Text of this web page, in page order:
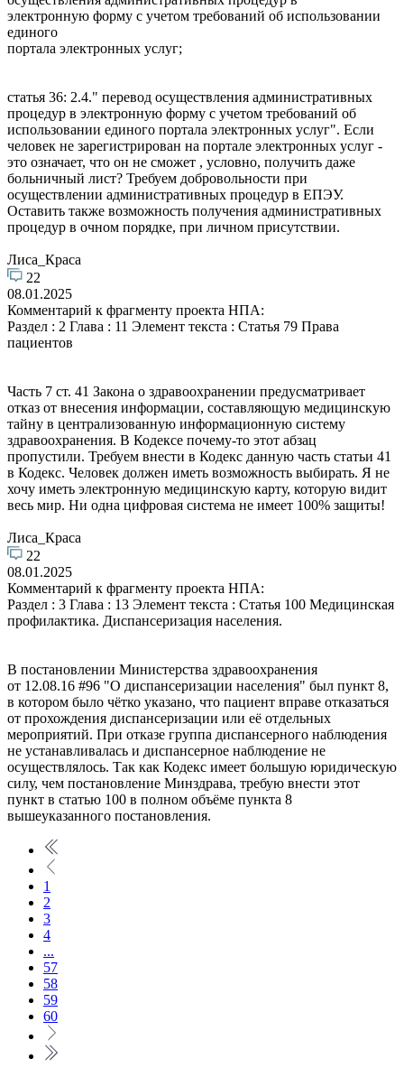
электронную форму с учетом требований об использовании
единого
портала электронных услуг;
статья 36: 2.4." перевод осуществления административных
процедур в электронную форму с учетом требований об
использовании единого портала электронных услуг". Если
человек не зарегистрирован на портале электронных услуг -
это означает, что он не сможет , условно, получить даже
больничный лист? Требуем добровольности при
осуществлении административных процедур в ЕПЭУ.
Оставить также возможность получения административных
процедур в очном порядке, при личном присутствии.
Лиса_Краса
22
08.01.2025
Комментарий к фрагменту проекта НПА:
Раздел : 2 Глава : 11 Элемент текста : Статья 79 Права
пациентов
Часть 7 ст. 41 Закона о здравоохранении предусматривает
отказ от внесения информации, составляющую медицинскую
тайну в централизованную информационную систему
здравоохранения. В Кодексе почему-то этот абзац
пропустили. Требуем внести в Кодекс данную часть статьи 41
в Кодекс. Человек должен иметь возможность выбирать. Я не
хочу иметь электронную медицинскую карту, которую видит
весь мир. Ни одна цифровая система не имеет 100% защиты!
Лиса_Краса
22
08.01.2025
Комментарий к фрагменту проекта НПА:
Раздел : 3 Глава : 13 Элемент текста : Статья 100 Медицинская
профилактика. Диспансеризация населения.
В постановлении Министерства здравоохранения
от 12.08.16 #96 "О диспансеризации населения" был пункт 8,
в котором было чётко указано, что пациент вправе отказаться
от прохождения диспансеризации или её отдельных
мероприятий. При отказе группа диспансерного наблюдения
не устанавливалась и диспансерное наблюдение не
осуществлялось. Так как Кодекс имеет большую юридическую
силу, чем постановление Минздрава, требую внести этот
пункт в статью 100 в полном объёме пункта 8
вышеуказанного постановления.
1
2
3
4
...
57
58
59
60